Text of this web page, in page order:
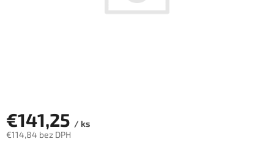
€141,25 / ks
€114,84 bez DPH